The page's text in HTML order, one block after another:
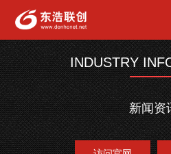
INDUSTRY
新闻资